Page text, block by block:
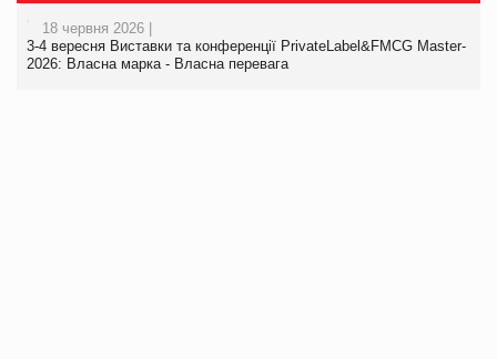
18 червня 2026 |
3-4 вересня Виставки та конференції PrivateLabel&FMCG Master-
2026: Власна марка - Власна перевага